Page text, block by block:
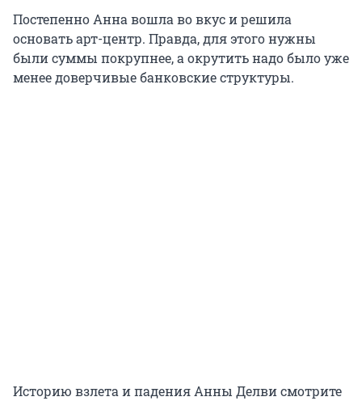
Постепенно Анна вошла во вкус и решила
основать арт-центр. Правда, для этого нужны
были суммы покрупнее, а окрутить надо было уже
менее доверчивые банковские структуры.
Историю взлета и падения Анны Делви смотрите